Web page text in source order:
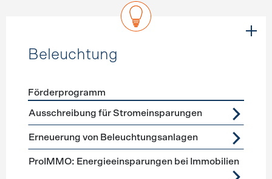
Beleuchtung
Förderprogramme Beleuchtung
Förderprogramm
Ausschreibung für Stromeinsparungen
Erneuerung von Beleuchtungsanlagen
ProIMMO: Energieeinsparungen bei Immobilien